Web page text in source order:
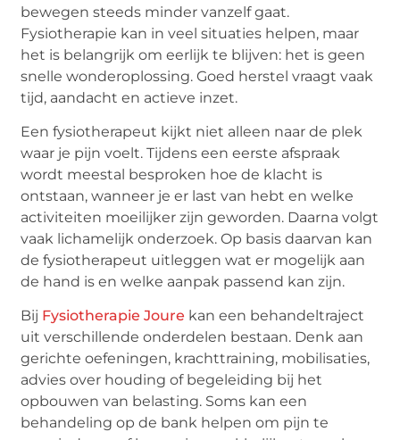
bewegen steeds minder vanzelf gaat.
Fysiotherapie kan in veel situaties helpen, maar
het is belangrijk om eerlijk te blijven: het is geen
snelle wonderoplossing. Goed herstel vraagt vaak
tijd, aandacht en actieve inzet.
Een fysiotherapeut kijkt niet alleen naar de plek
waar je pijn voelt. Tijdens een eerste afspraak
wordt meestal besproken hoe de klacht is
ontstaan, wanneer je er last van hebt en welke
activiteiten moeilijker zijn geworden. Daarna volgt
vaak lichamelijk onderzoek. Op basis daarvan kan
de fysiotherapeut uitleggen wat er mogelijk aan
de hand is en welke aanpak passend kan zijn.
Bij Fysiotherapie Joure kan een behandeltraject
uit verschillende onderdelen bestaan. Denk aan
gerichte oefeningen, krachttraining, mobilisaties,
advies over houding of begeleiding bij het
opbouwen van belasting. Soms kan een
behandeling op de bank helpen om pijn te